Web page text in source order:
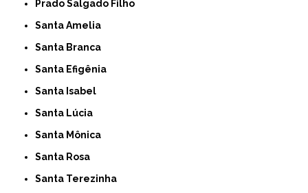
Prado Salgado Filho
Santa Amelia
Santa Branca
Santa Efigênia
Santa Isabel
Santa Lúcia
Santa Mônica
Santa Rosa
Santa Terezinha